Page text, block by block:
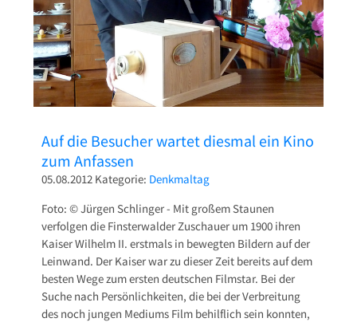
Auf die Besucher wartet diesmal ein Kino
zum Anfassen
05.08.2012 Kategorie: Denkmaltag
Foto: © Jürgen Schlinger - Mit großem Staunen
verfolgen die Finsterwalder Zuschauer um 1900 ihren
Kaiser Wilhelm II. erstmals in bewegten Bildern auf der
Leinwand. Der Kaiser war zu dieser Zeit bereits auf dem
besten Wege zum ersten deutschen Filmstar. Bei der
Suche nach Persönlichkeiten, die bei der Verbreitung
des noch jungen Mediums Film behilflich sein konnten,